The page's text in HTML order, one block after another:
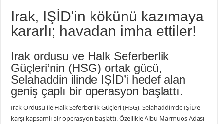
Irak, IŞİD'in kökünü kazımaya
kararlı; havadan imha ettiler!
Irak ordusu ve Halk Seferberlik
Güçleri’nin (HSG) ortak gücü,
Selahaddin ilinde IŞİD’i hedef alan
geniş çaplı bir operasyon başlattı.
Irak Ordusu ile Halk Seferberlik Güçleri (HSG), Selahaddin’de IŞİD’e
karşı kapsamlı bir operasyon başlattı. Özellikle Albu Marmuos Adası